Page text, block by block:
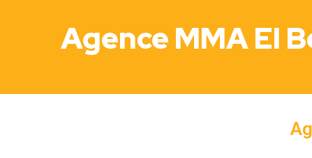
Agence MMA EI